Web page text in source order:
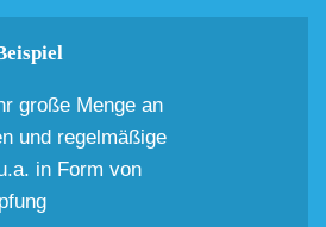
große Menge an
und regelmäßige
in Form von